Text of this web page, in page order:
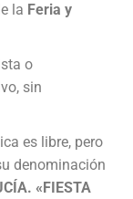
la Feria y
o
sin
es libre, pero
denominación
«FIESTA